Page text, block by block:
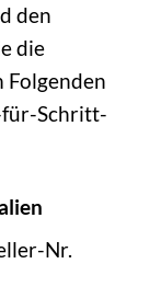
den
die
Folgenden
Schritt-
Nr.